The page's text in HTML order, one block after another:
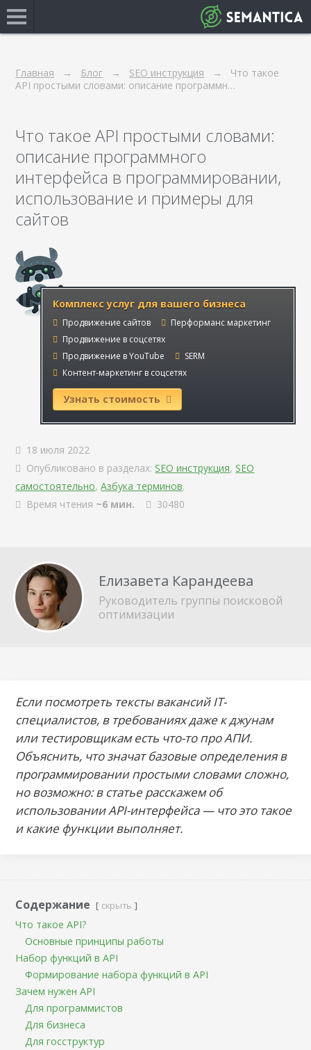
Главная Блог SEO инструкция
Что такое
API простыми словами: описание программн…
Что такое API простыми словами:
описание программного
интерфейса в программировании,
использование и примеры для
сайтов
Комплекс услуг для вашего бизнеса
Продвижение сайтов
Перформанс маркетинг
Продвижение в соцсетях
Продвижение в YouTube
SERM
Контент-маркетинг в соцсетях
Узнать стоимость
18 июля 2022
Опубликовано в разделах: SEO инструкция, SEO
самостоятельно,Азбука терминов.
Время чтения ~6 мин. 30480
Елизавета Карандеева
Руководитель группы поисковой
оптимизации
Если посмотреть тексты вакансий IT-
специалистов, в требованиях даже к джунам
или тестировщикам есть что-то про АПИ.
Объяснить, что значат базовые определения в
программировании простыми словами сложно,
но возможно: в статье расскажем об
использовании API-интерфейса — что это такое
и какие функции выполняет.
Содержание скрыть
Что такое API?
Основные принципы работы
Набор функций в API
Формирование набора функций в API
Зачем нужен API
Для программистов
Для бизнеса
Для госструктур